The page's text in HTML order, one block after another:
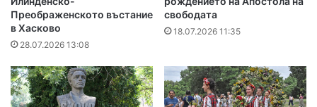
Преображенското въстание
в Хасково
28.07.2026 13:08
свободата
18.07.2026 11:35